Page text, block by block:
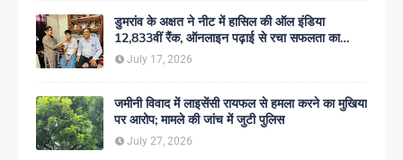
डुमरांव के अक्षत ने नीट में हासिल की ऑल इंडिया
12,833वीं रैंक, ऑनलाइन पढ़ाई से रचा सफलता का
इतिहास
July 17, 2026
जमीनी विवाद में लाइसेंसी रायफल से हमला करने का मुखिया
पर आरोप; मामले की जांच में जुटी पुलिस
July 27, 2026